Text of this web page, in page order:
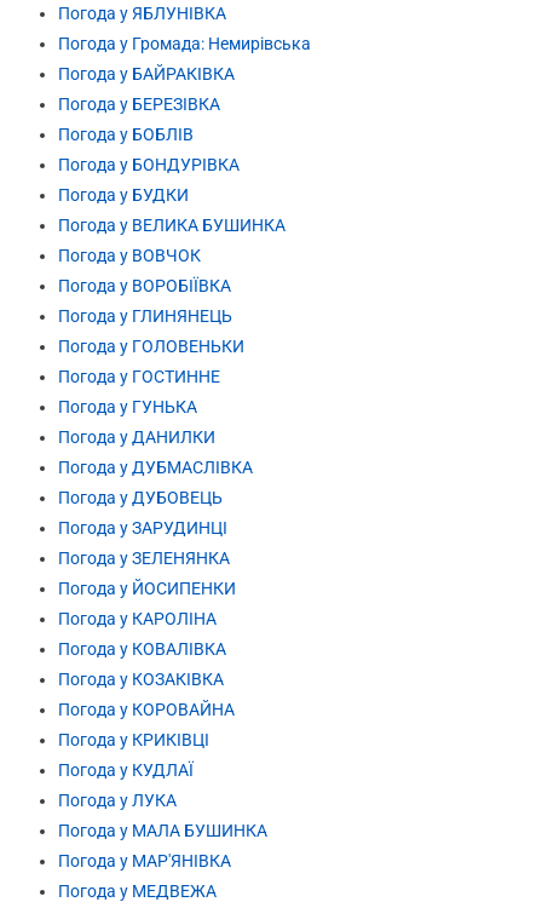
Погода у ЯБЛУНІВКА
Погода у Громада: Немирівська
Погода у БАЙРАКІВКА
Погода у БЕРЕЗІВКА
Погода у БОБЛІВ
Погода у БОНДУРІВКА
Погода у БУДКИ
Погода у ВЕЛИКА БУШИНКА
Погода у ВОВЧОК
Погода у ВОРОБІЇВКА
Погода у ГЛИНЯНЕЦЬ
Погода у ГОЛОВЕНЬКИ
Погода у ГОСТИННЕ
Погода у ГУНЬКА
Погода у ДАНИЛКИ
Погода у ДУБМАСЛІВКА
Погода у ДУБОВЕЦЬ
Погода у ЗАРУДИНЦІ
Погода у ЗЕЛЕНЯНКА
Погода у ЙОСИПЕНКИ
Погода у КАРОЛІНА
Погода у КОВАЛІВКА
Погода у КОЗАКІВКА
Погода у КОРОВАЙНА
Погода у КРИКІВЦІ
Погода у КУДЛАЇ
Погода у ЛУКА
Погода у МАЛА БУШИНКА
Погода у МАР'ЯНІВКА
Погода у МЕДВЕЖА